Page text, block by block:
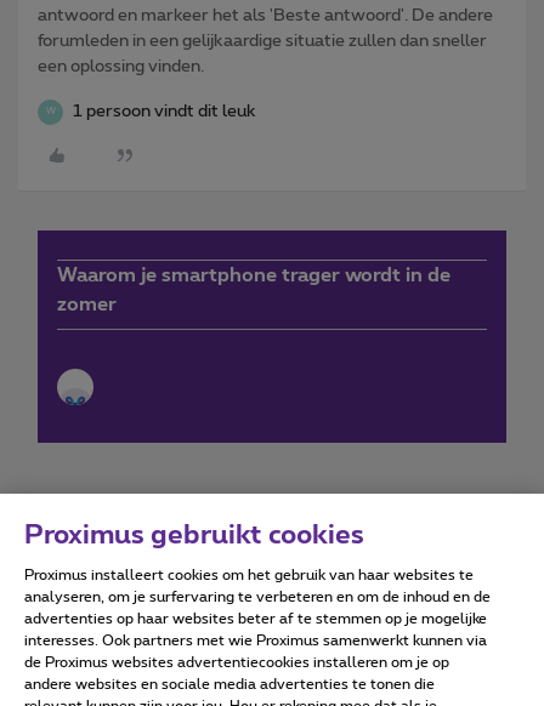
antwoord en markeer het als 'Beste antwoord'. De andere
forumleden in een gelijkaardige situatie zullen dan sneller
een oplossing vinden.
W 1 persoon vindt dit leuk
Waarom je smartphone trager wordt in de
zomer
Forumvoorwaarden Accessibility statement
Proximus gebruikt cookies
Proximus installeert cookies om het gebruik van haar websites te
analyseren, om je surfervaring te verbeteren en om de inhoud en de
advertenties op haar websites beter af te stemmen op je mogelijke
interesses. Ook partners met wie Proximus samenwerkt kunnen via
de Proximus websites advertentiecookies installeren om je op
andere websites en sociale media advertenties te tonen die